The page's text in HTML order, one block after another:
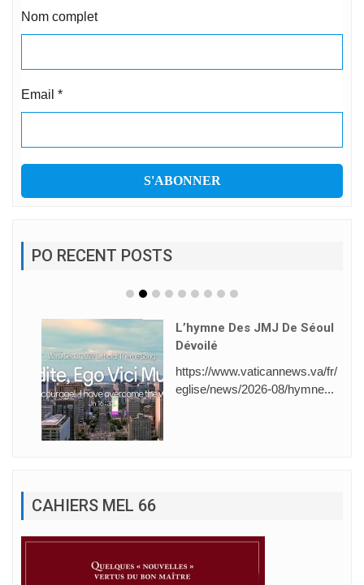
Nom complet
Email *
PO RECENT POSTS
L’hymne Des JMJ De Séoul
Dévoilé
https://www.vaticannews.va/fr/
eglise/news/2026-08/hymne...
CAHIERS MEL 66